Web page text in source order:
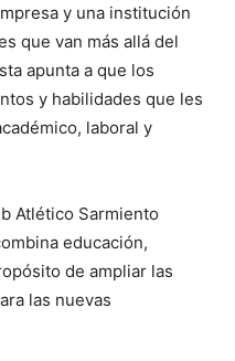
y una institución
que van más allá del
apunta a que los
y habilidades que les
laboral y
Atlético Sarmiento
educación,
de ampliar las
las nuevas